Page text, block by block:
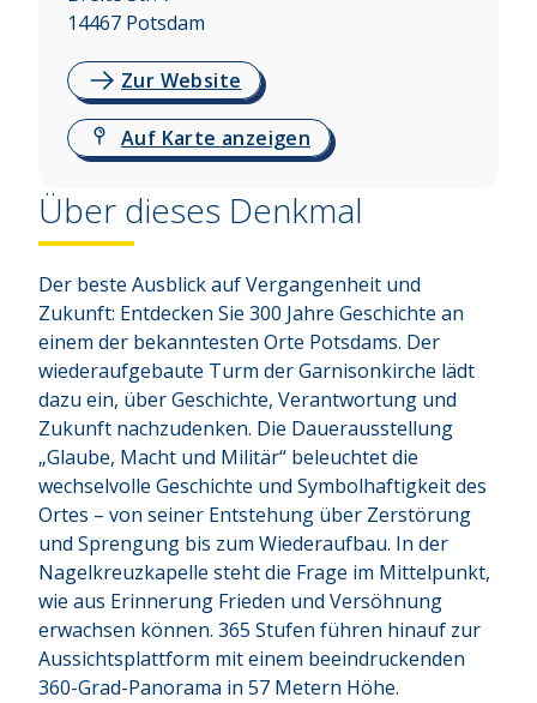
14467 Potsdam
Zur Website
Auf Karte anzeigen
Über dieses Denkmal
Der beste Ausblick auf Vergangenheit und
Zukunft: Entdecken Sie 300 Jahre Geschichte an
einem der bekanntesten Orte Potsdams. Der
wiederaufgebaute Turm der Garnisonkirche lädt
dazu ein, über Geschichte, Verantwortung und
Zukunft nachzudenken. Die Dauerausstellung
„Glaube, Macht und Militär“ beleuchtet die
wechselvolle Geschichte und Symbolhaftigkeit des
Ortes – von seiner Entstehung über Zerstörung
und Sprengung bis zum Wiederaufbau. In der
Nagelkreuzkapelle steht die Frage im Mittelpunkt,
wie aus Erinnerung Frieden und Versöhnung
erwachsen können. 365 Stufen führen hinauf zur
Aussichtsplattform mit einem beeindruckenden
360-Grad-Panorama in 57 Metern Höhe.